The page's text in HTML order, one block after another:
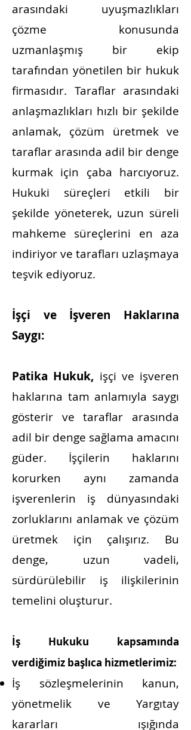
arasındaki uyuşmazlıkları
çözme konusunda
uzmanlaşmış bir ekip
tarafından yönetilen bir hukuk
firmasıdır. Taraflar arasındaki
anlaşmazlıkları hızlı bir şekilde
anlamak, çözüm üretmek ve
taraflar arasında adil bir denge
kurmak için çaba harcıyoruz.
Hukuki süreçleri etkili bir
şekilde yöneterek, uzun süreli
mahkeme süreçlerini en aza
indiriyor ve tarafları uzlaşmaya
teşvik ediyoruz.
İşçi ve İşveren Haklarına
Saygı:
Patika Hukuk, işçi ve işveren
haklarına tam anlamıyla saygı
gösterir ve taraflar arasında
adil bir denge sağlama amacını
güder. İşçilerin haklarını
korurken aynı zamanda
işverenlerin iş dünyasındaki
zorluklarını anlamak ve çözüm
üretmek için çalışırız. Bu
denge, uzun vadeli,
sürdürülebilir iş ilişkilerinin
temelini oluşturur.
İş Hukuku kapsamında
verdiğimiz başlıca hizmetlerimiz:
İş sözleşmelerinin kanun,
yönetmelik ve Yargıtay
kararları ışığında